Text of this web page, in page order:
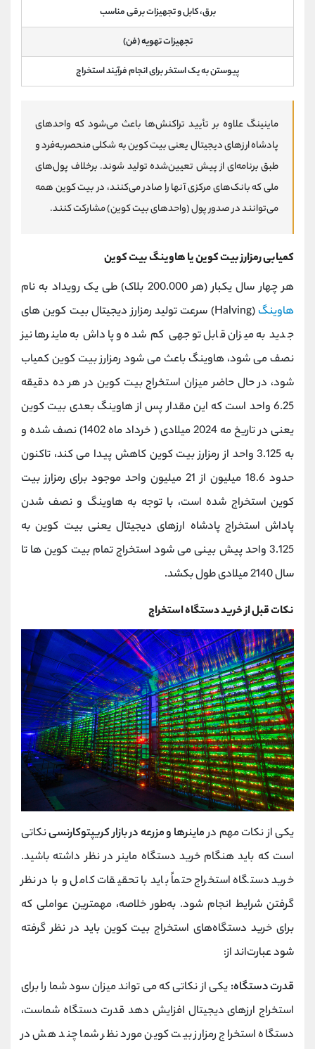
برق، کابل و تجهیزات برقی مناسب
تجهیزات تهویه (فن)
پیوستن به یک استخر برای انجام فرآیند استخراج
ماینینگ علاوه بر تأیید تراکنش‌ها باعث می‌شود که واحدهای
پادشاه ارزهای دیجیتال یعنی بیت کوین به شکلی منحصربه‌فرد و
طبق برنامه‌ای از پیش‌ تعیین‌شده تولید شوند. برخلاف پول‌های
ملی که بانک‌های مرکزی آنها را صادر می‌کنند، در بیت کوین همه
می‌توانند در صدور پول (واحدهای بیت کوین) مشارکت کنند.
کمیابی رمزارز بیت کوین یا هاوینگ بیت کوین
هر چهار سال یکبار (هر 200.000 بلاک) طی یک رویداد به نام
هاوینگ
(Halving) سرعت تولید رمزارز دیجیتال بیت کوین های
جدید به میزان قابل توجهی کم شده و پاداش به ماینرها نیز
نصف می شود، هاوینگ باعث می شود رمزارز بیت کوین کمیاب
شود، در حال حاضر میزان استخراج بیت کوین در هر ده دقیقه
6.25 واحد است که این مقدار پس از هاوینگ بعدی بیت کوین
یعنی در تاریخ مه 2024 میلادی ( خرداد ماه 1402) نصف شده و
به 3.125 واحد از رمزارز بیت کوین کاهش پیدا می کند، تاکنون
حدود 18.6 میلیون از 21 میلیون واحد موجود برای رمزارز بیت
کوین استخراج شده است، با توجه به هاوینگ و نصف شدن
پاداش استخراج پادشاه ارزهای دیجیتال یعنی بیت کوین به
3.125 واحد پیش بینی می شود استخراج تمام بیت کوین ها تا
سال 2140 میلادی طول بکشد.
نکات قبل از خرید دستگاه استخراج
یکی از نکات مهم درماینرها و مزرعه در بازار کریپتوکارنسینکاتی
است که باید هنگام خرید دستگاه ماینر در نظر داشته باشید.
خرید دستگاه استخراج حتماً باید با تحقیقات کامل و با در نظر
گرفتن شرایط انجام شود. به‌طور خلاصه، مهمترین عواملی که
برای خرید دستگاه‌های استخراج بیت کوین باید در نظر گرفته
شود عبارت‌اند از:
قدرت دستگاه: یکی از نکاتی که می تواند میزان سود شما را برای
استخراج ارزهای دیجیتال افزایش دهد قدرت دستگاه شماست،
دستگاه استخراج رمزارز بیت کوین مورد نظر شما چند هش در